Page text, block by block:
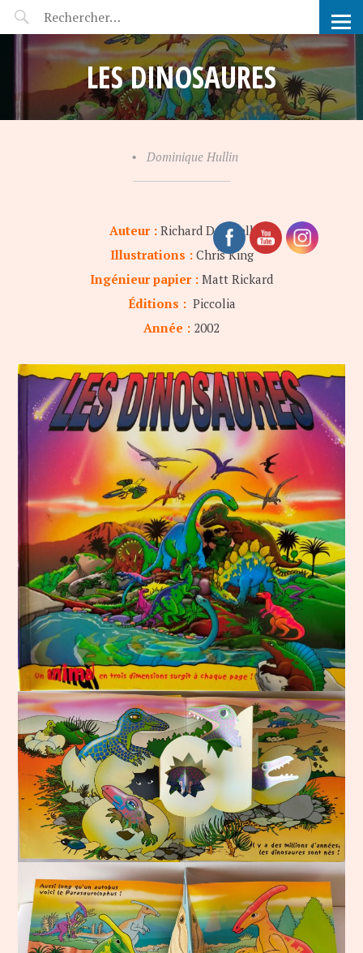
POP-UP FÉERIE
LES DINOSAURES
• Dominique Hullin
Auteur : Richard Deverell
Illustrations :Chris King
Ingénieur papier : Matt Rickard
Éditions :Piccolia
Année : 2002